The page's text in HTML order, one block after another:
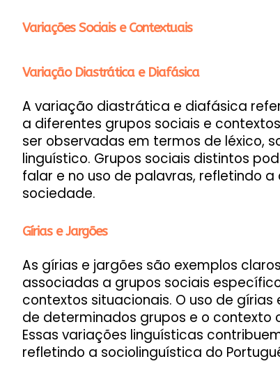
Variações Sociais e Contextuais
Variação Diastrática e Diafásica
A variação diastrática e diafásica
a diferentes grupos sociais e
ser observadas em termos de léxico,
linguístico. Grupos sociais distintos
falar e no uso de palavras, refletindo
sociedade.
Gírias e Jargões
As gírias e jargões são exemplos
associadas a grupos sociais
contextos situacionais. O uso de
de determinados grupos e o
Essas variações linguísticas
refletindo a sociolinguística do